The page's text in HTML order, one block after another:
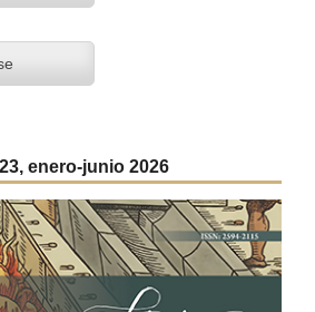
enero-junio 2026